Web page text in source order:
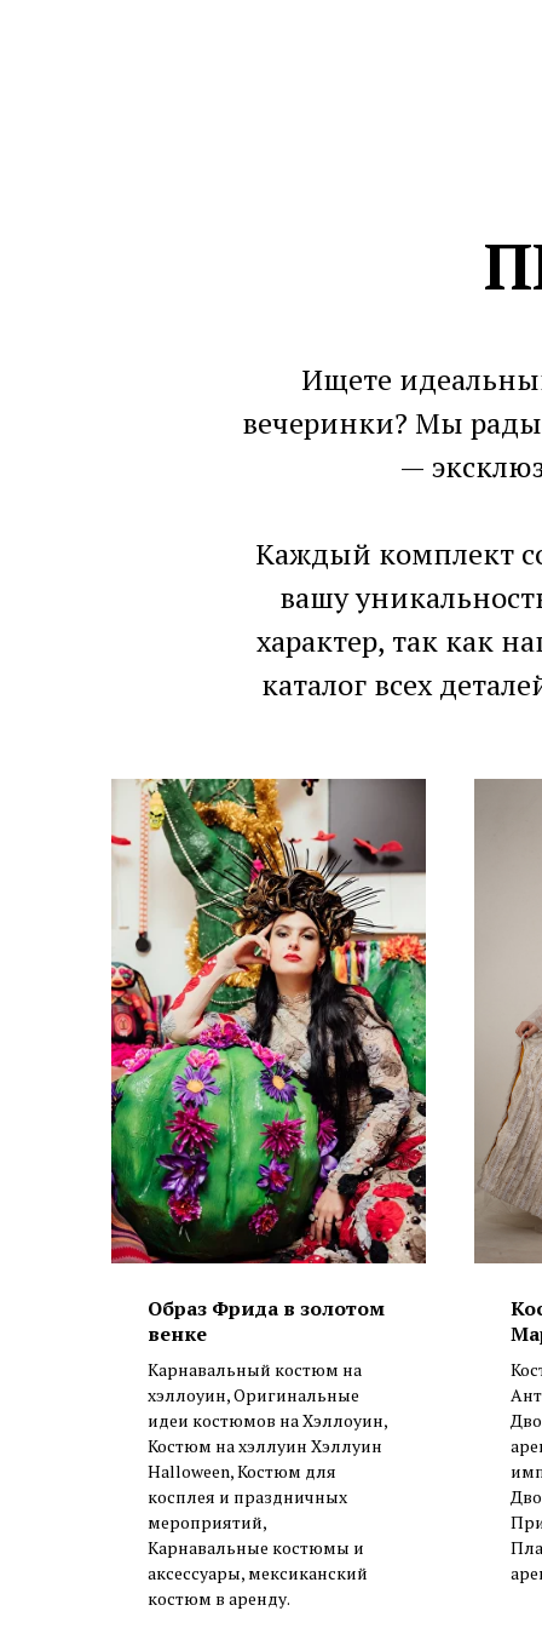
Ищете
вечеринки? Мы
—
Каждый комплект
вашу
характер, так как
каталог всех
Образ Фрида в золотом
венке
Карнавальный костюм на
хэллоуин, Оригинальные
идеи костюмов на Хэллоуин,
Костюм на хэллуин Хэллуин
Halloween, Костюм для
косплея и праздничных
мероприятий,
Карнавальные костюмы и
аксессуары, мексиканский
костюм в аренду.